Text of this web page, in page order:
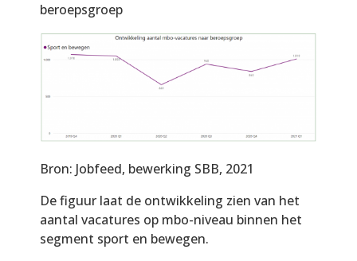
beroepsgroep
Bron: Jobfeed, bewerking SBB, 2021
De figuur laat de ontwikkeling zien van het
aantal vacatures op mbo-niveau binnen het
segment sport en bewegen.